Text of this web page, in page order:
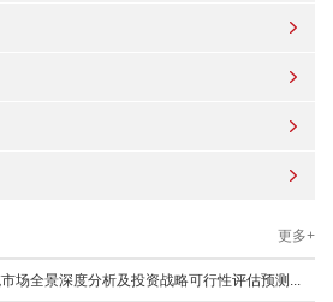
更多+
场全景深度分析及投资战略可行性评估预测...